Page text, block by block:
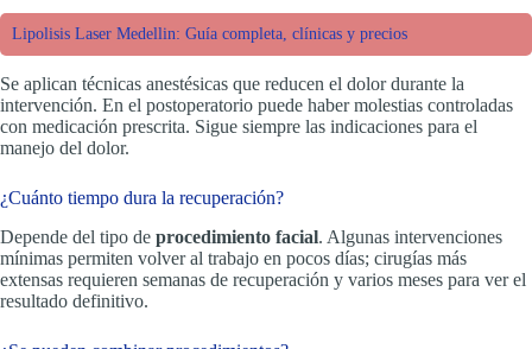
Lipolisis Laser Medellin: Guía completa, clínicas y precios
Se aplican técnicas anestésicas que reducen el dolor durante la
intervención. En el postoperatorio puede haber molestias controladas
con medicación prescrita. Sigue siempre las indicaciones para el
manejo del dolor.
¿Cuánto tiempo dura la recuperación?
Depende del tipo de procedimiento facial. Algunas intervenciones
mínimas permiten volver al trabajo en pocos días; cirugías más
extensas requieren semanas de recuperación y varios meses para ver el
resultado definitivo.